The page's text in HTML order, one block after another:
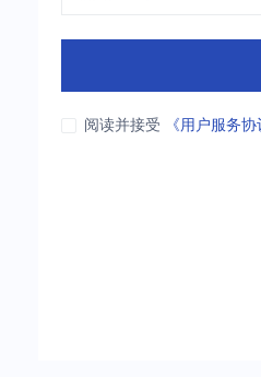
阅读并接受 《用户服务协